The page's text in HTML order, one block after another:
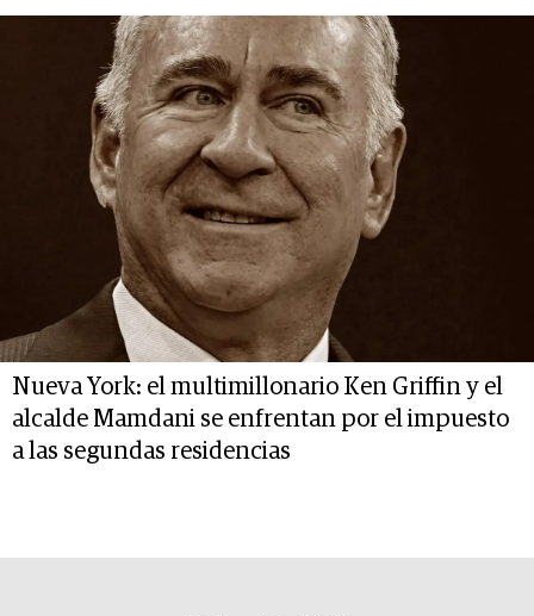
Nueva York: el multimillonario Ken Griffin y el
alcalde Mamdani se enfrentan por el impuesto
a las segundas residencias